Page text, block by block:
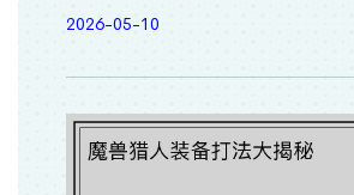
2026-05-10